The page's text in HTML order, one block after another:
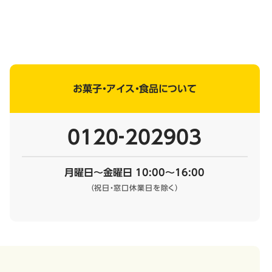
お菓子・アイス・食品について
0120‐202903
月曜日～金曜日 10:00～16:00
（祝日・窓口休業日を除く）